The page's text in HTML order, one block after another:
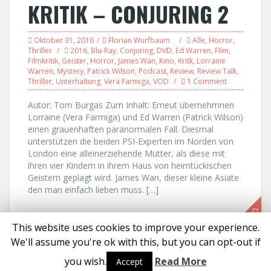
KRITIK – CONJURING 2
Oktober 31, 2016 Florian Wurfbaum Alle, Horror,
Thriller
2016, Blu-Ray, Conjuring, DVD, Ed Warren, Film,
Filmkritik, Geister, Horror, James Wan, Kino, Kritk, Lorraine
Warren, Mystery, Patrick Wilson, Podcast, Review, Review Talk,
Thriller, Unterhaltung, Vera Farmiga, VOD 1 Comment
Autor: Tom Burgas Zum Inhalt: Erneut übernehmnen
Lorraine (Vera Farmiga) und Ed Warren (Patrick Wilson)
einen grauenhaften paranormalen Fall. Diesmal
unterstützen die beiden PSI-Experten im Norden von
London eine alleinerziehende Mutter, als diese mit
ihren vier Kindern in ihrem Haus von heimtückischen
Geistern geplagt wird. James Wan, dieser kleine Asiate
den man einfach lieben muss. […]
Proudly powered by WordPress |Theme: Solon by aThemes
This website uses cookies to improve your experience.
We'll assume you're ok with this, but you can opt-out if
you wish.
Accept Read More